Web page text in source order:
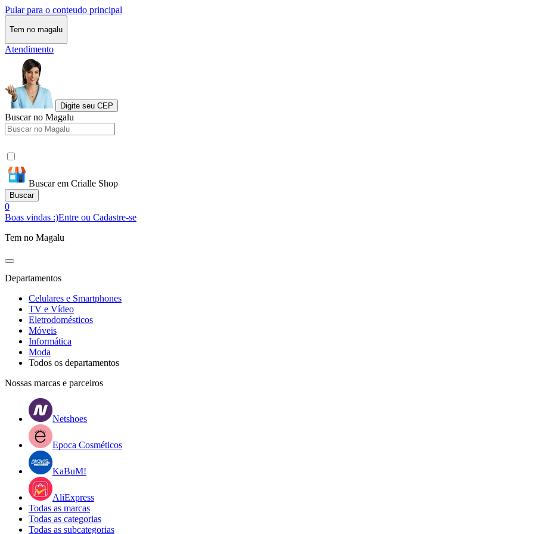
Pular para o conteudo principal
Tem no magalu
Atendimento
Digite seu CEP
Buscar no Magalu
Buscar em Crialle Shop
Buscar
0
Boas vindas :)Entre ou Cadastre-se
Tem no Magalu
Departamentos
Celulares e Smartphones
TV e Vídeo
Eletrodomésticos
Móveis
Informática
Moda
Todos os departamentos
Nossas marcas e parceiros
Netshoes
Epoca Cosméticos
KaBuM!
AliExpress
Todas as marcas
Todas as categorias
Todas as subcategorias